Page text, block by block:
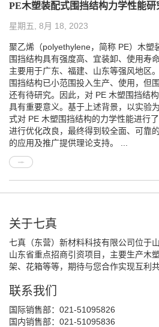
PE木塑装配式围挡结构力学性能研
星期五, 8月 18, 2023
聚乙烯（polyethylene，简称 PE）木塑
围挡结构具有强度高、宜装卸、使用寿
主要用于广东、福建、山东等强风地区
围挡结构已小范围投入生产、使用，但
还有待研究。因此，对 PE 木塑围挡结
具有重要意义。基于上述背景，以实验
式对 PE 木塑围挡结构的力学性能进行
进行优化改良，最终得到较全面、可靠
的应用及推广提供理论支持。 ...
关于七真
七真（东营）新材料科技有限公司位于
山东省重点招商引资项目，主要生产木
架、花箱等等，期待与您合作实现互利
联系我们
国际销售部：021-51095826
国内销售部：021-51095836